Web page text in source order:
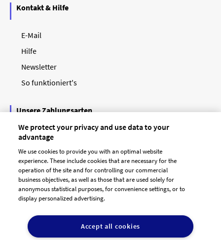
Kontakt & Hilfe
E-Mail
Hilfe
Newsletter
So funktioniert's
Unsere Zahlungsarten
AGB Dienstleister
Datenschutz
Impressum
We protect your privacy and use data to your
advantage
We use cookies to provide you with an optimal website
experience. These include cookies that are necessary for the
operation of the site and for controlling our commercial
business objectives, as well as those that are used solely for
anonymous statistical purposes, for convenience settings, or to
display personalized advertising.
Accept all cookies